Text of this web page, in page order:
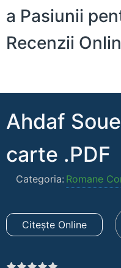
a Pasiunii
Recenzii
Ahdaf
carte .PDF
Categoria: Romane
Citește Online